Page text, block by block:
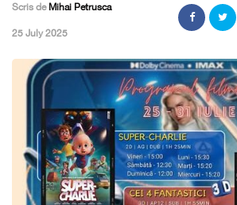
Scris de Mihai Petrusca
,25 July 2025